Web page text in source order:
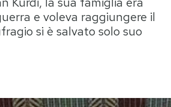
Ok Boomer!
Media
e voleva raggiungere il
si è salvato solo suo